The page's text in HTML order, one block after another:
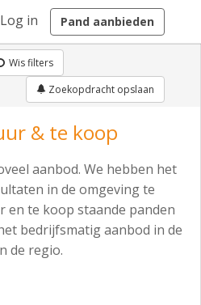
Log in Pand aanbieden
Wis filters
Zoekopdracht opslaan
& te koop
aanbod. We hebben het
in de omgeving te
en te koop staande panden
bedrijfsmatig aanbod in de
de regio.